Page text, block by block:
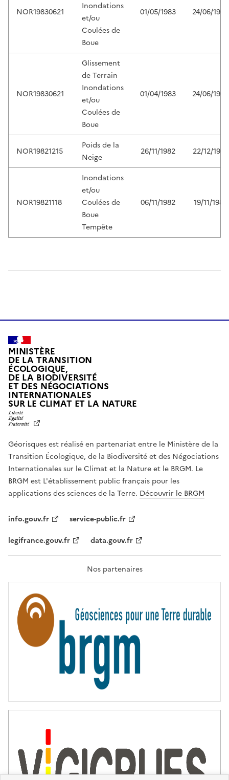
NOR19830621
Inondations
et/ou
Coulées de
Boue
01/05/1983 24/06/1983
NOR19830621
Glissement
de Terrain
Inondations
et/ou
Coulées de
Boue
01/04/1983 24/06/1983
NOR19821215
Poids de la
Neige
26/11/1982 22/12/1982
NOR19821118
Inondations
et/ou
Coulées de
Boue
Tempête
06/11/1982 19/11/1982
MINISTÈRE
DE LA TRANSITION
ÉCOLOGIQUE,
DE LA BIODIVERSITÉ
ET DES NÉGOCIATIONS
INTERNATIONALES
SUR LE CLIMAT ET LA NATUREL
T
É
,
É
G
A
L
F
A
T
R
T
É
Géorisques est réalisé en partenariat entre le Ministère de la
Transition Écologique, de la Biodiversité et des Négociations
Internationales sur le Climat et la Nature et le BRGM. Le
BRGM est L'établissement public français pour les
applications des sciences de la Terre. Découvrir le BRGM
info.gouv.fr
service-public.fr
legifrance.gouv.fr
data.gouv.fr
Nos partenaires